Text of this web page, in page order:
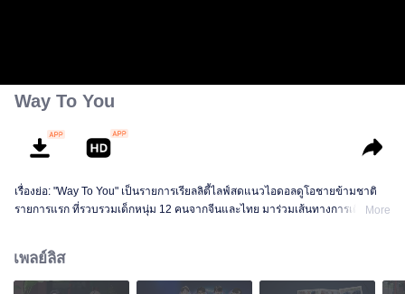
Way To You
เรื่องย่อ: "Way To You" เป็นรายการเรียลลิตี้ไลฟ์สดแนวไอดอลดูโอชายข้ามชาติ
รายการแรก ที่รวบรวมเด็กหนุ่ม 12 คนจากจีนและไทย มาร่วมเส้นทางการเติบโต
ได้โดยตรงผ่านการโหวต การสนับสนุน และกิจกรรมต่าง ๆ ท้ายที่สุด คู่ CP จะได้เด
บิวต์อบนเวทีระดับโลก
More
เพลย์ลิส